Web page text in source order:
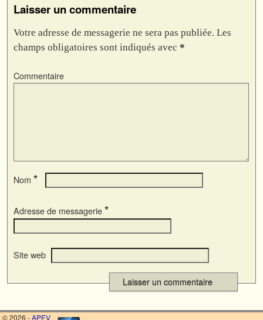
Laisser un commentaire
Votre adresse de messagerie ne sera pas publiée. Les
champs obligatoires sont indiqués avec *
Commentaire
Nom *
Adresse de messagerie *
Site web
© 2026 -APEV